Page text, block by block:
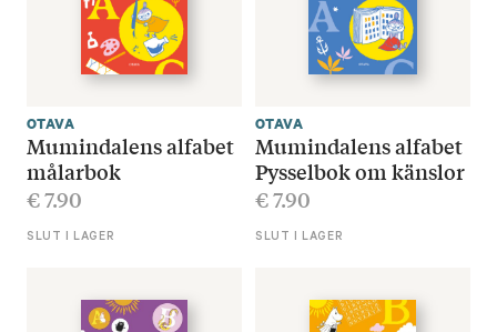
OTAVA
Mumindalens alfabet
målarbok
€7.90
SLUT I LAGER
OTAVA
Mumindalens alfabet
Pysselbok om känslor
€7.90
SLUT I LAGER